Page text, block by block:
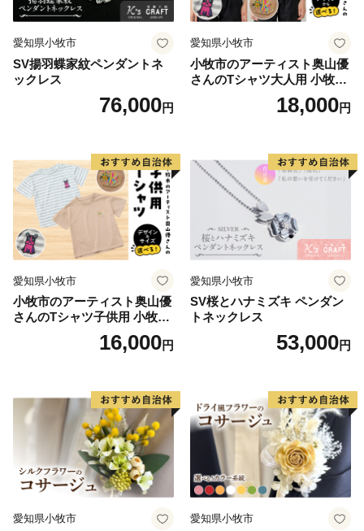
造、オリジナル商品の開発が盛んに行われています。ま
ルシースイーツとして子供から大人まで皆に愛されるひ
たちなか市ソウルフードです。
ひたちなか海浜鉄道湊線は、大正２年（1913年）に運
る存在として地元民に愛されています。映画「フラガー
ル」をはじめ、ドラマ・CM等のロケーションとしても
数多く起用されており、中でも、那珂湊駅は築100年を
超えた趣のある木造駅舎が魅力的で「関東の駅百選」に
選出されています。また、勝田駅から阿字ヶ浦駅まで計
10駅（今後、国営ひたち海浜公園前まで延伸予定）に設
置されている駅名標は、それぞれの地域の魅力が一目で
伝わるユニークなデザインとなっており、2015年度グ
ッドデザイン賞を受賞しました。列車のレトロな雰囲気
と広大なお芋畑や田園風景を眺めながら、14.3ｋｍのシ
愛知県小牧市
SV揚羽蝶家紋ペンダントネ
ックレス
76,000円
愛知県小牧市
小牧市のアーティスト奥山優
さんのTシャツ大人用 小牧市
18,000円
愛知県小牧市
小牧市のアーティスト奥山優
さんのTシャツ子供用 小牧市
16,000円
愛知県小牧市
SV桜とハナミズキ ペンダン
トネックレス
53,000円
愛知県小牧市 愛知県小牧市